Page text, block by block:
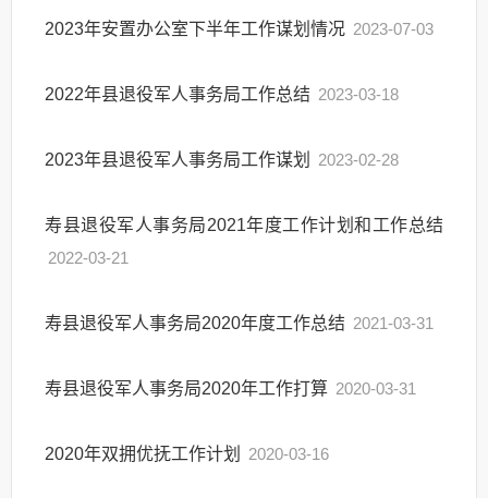
2023年安置办公室下半年工作谋划情况 2023-07-03
2022年县退役军人事务局工作总结 2023-03-18
2023年县退役军人事务局工作谋划 2023-02-28
寿县退役军人事务局2021年度工作计划和工作总结
2022-03-21
寿县退役军人事务局2020年度工作总结 2021-03-31
寿县退役军人事务局2020年工作打算 2020-03-31
2020年双拥优抚工作计划 2020-03-16